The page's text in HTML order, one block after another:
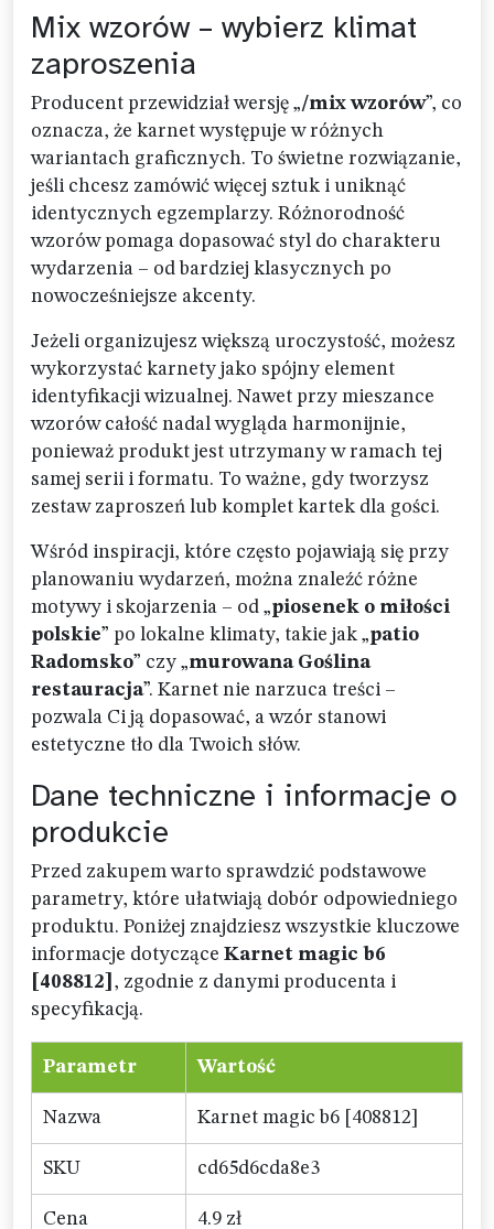
Mix wzorów – wybierz klimat
zaproszenia
Producent przewidział wersję „/mix wzorów”, co
oznacza, że karnet występuje w różnych
wariantach graficznych. To świetne rozwiązanie,
jeśli chcesz zamówić więcej sztuk i uniknąć
identycznych egzemplarzy. Różnorodność
wzorów pomaga dopasować styl do charakteru
wydarzenia – od bardziej klasycznych po
nowocześniejsze akcenty.
Jeżeli organizujesz większą uroczystość, możesz
wykorzystać karnety jako spójny element
identyfikacji wizualnej. Nawet przy mieszance
wzorów całość nadal wygląda harmonijnie,
ponieważ produkt jest utrzymany w ramach tej
samej serii i formatu. To ważne, gdy tworzysz
zestaw zaproszeń lub komplet kartek dla gości.
Wśród inspiracji, które często pojawiają się przy
planowaniu wydarzeń, można znaleźć różne
motywy i skojarzenia – od „piosenek o miłości
polskie” po lokalne klimaty, takie jak „patio
Radomsko” czy „murowana Goślina
restauracja”. Karnet nie narzuca treści –
pozwala Ci ją dopasować, a wzór stanowi
estetyczne tło dla Twoich słów.
Dane techniczne i informacje o
produkcie
Przed zakupem warto sprawdzić podstawowe
parametry, które ułatwiają dobór odpowiedniego
produktu. Poniżej znajdziesz wszystkie kluczowe
informacje dotyczące Karnet magic b6
[408812] , zgodnie z danymi producenta i
specyfikacją.
Parametr Wartość
Nazwa Karnet magic b6 [408812]
SKU cd65d6cda8e3
Cena 4.9 zł